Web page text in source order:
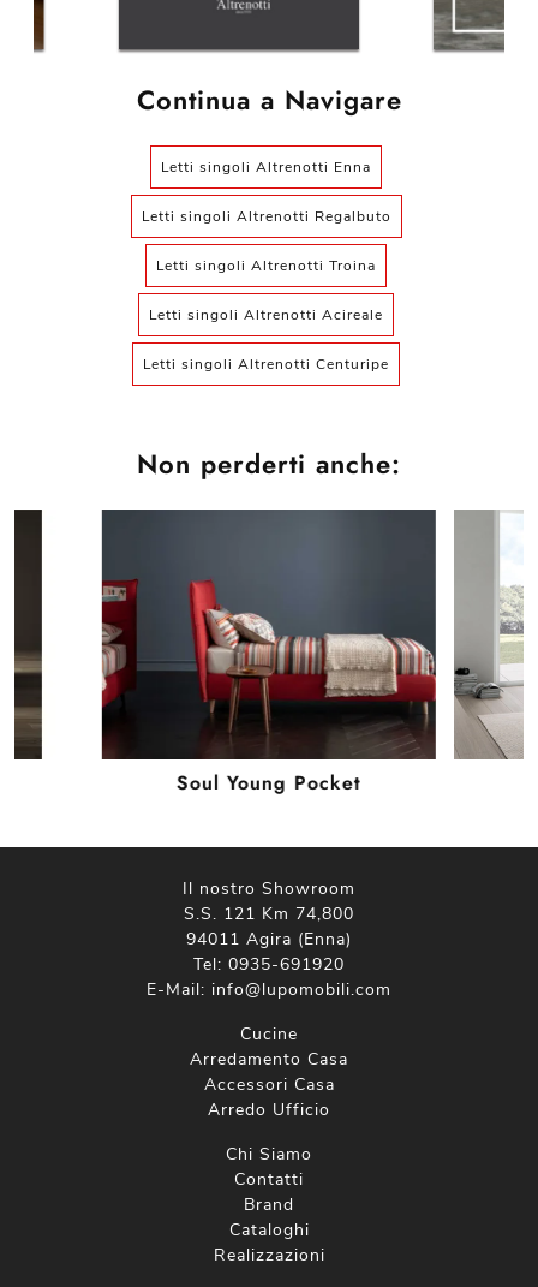
Continua a Navigare
Letti singoli Altrenotti Enna
Letti singoli Altrenotti Regalbuto
Letti singoli Altrenotti Troina
Letti singoli Altrenotti Acireale
Letti singoli Altrenotti Centuripe
Non perderti anche:
Soul Young Pocket
Il nostro Showroom
S.S. 121 Km 74,800
94011 Agira (Enna)
Tel: 0935-691920
E-Mail: info@lupomobili.com
Cucine
Arredamento Casa
Accessori Casa
Arredo Ufficio
Chi Siamo
Contatti
Brand
Cataloghi
Realizzazioni